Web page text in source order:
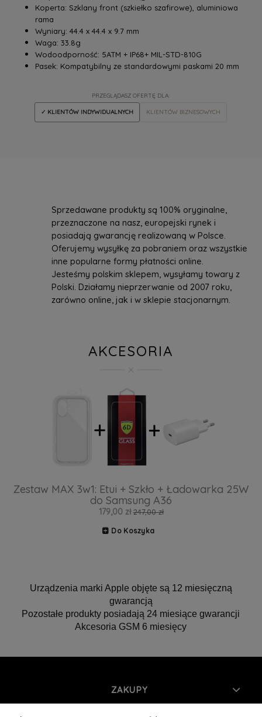
Koperta: Szklany front (szkiełko szafirowe), aluminiowa
rama
Wyniary: 44.4 x 44.4 x 9.7 mm
Waga: 33.8g
Wodoodporność: 5ATM + IP68+ MIL-STD-810G
Pasek: Kompatybilny ze standardowymi paskami‎‎ 20 mm
PRZEGLĄDASZ OFERTĘ DLA:
✓ KLIENTÓW INDYWIDUALNYCH KLIENTÓW BIZNESOWYCH
Sprzedawane produkty są 100% oryginalne,
przeznaczone na nasz, europejski rynek i
posiadają gwarancję realizowaną w Polsce.
Oferujemy wysyłkę za pobraniem oraz wszystkie
inne popularne formy płatności online.
Jesteśmy polskim sklepem, wysyłamy towary z
Polski. Działamy nieprzerwanie od 2007 roku,
zarówno online, jak i w sklepie stacjonarnym.
AKCESORIA
Zestaw MAX 3w1: Etui + Szkło + Ładowarka 25W
do Samsung A36
179,00 zł 247,00 zł
Do Koszyka
Urządzenia marki Apple objęte są 12 miesięczną
gwarancją
Pozostałe produkty posiadają 24 miesiące gwarancji
Akcesoria GSM 6 miesięcy
ZAKUPY